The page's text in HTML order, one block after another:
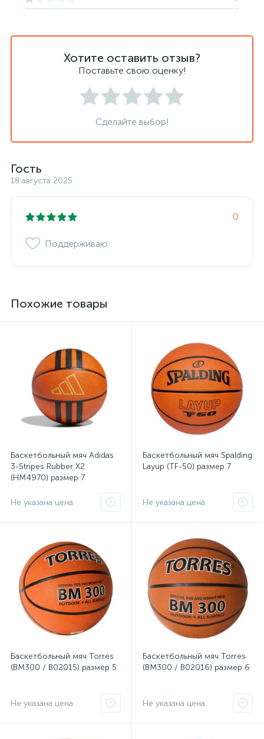
Хотите оставить отзыв?
Поставьте свою оценку!
Сделайте выбор!
Гость
18 августа 2025
0
Поддерживаю
Похожие товары
Баскетбольный мяч Adidas
3-Stripes Rubber X2
(HM4970) размер 7
Не указана цена
Баскетбольный мяч Spalding
Layup (TF-50) размер 7
Не указана цена
Баскетбольный мяч Torres
(BM300 / B02015) размер 5
Не указана цена
Баскетбольный мяч Torres
(BM300 / B02016) размер 6
Не указана цена